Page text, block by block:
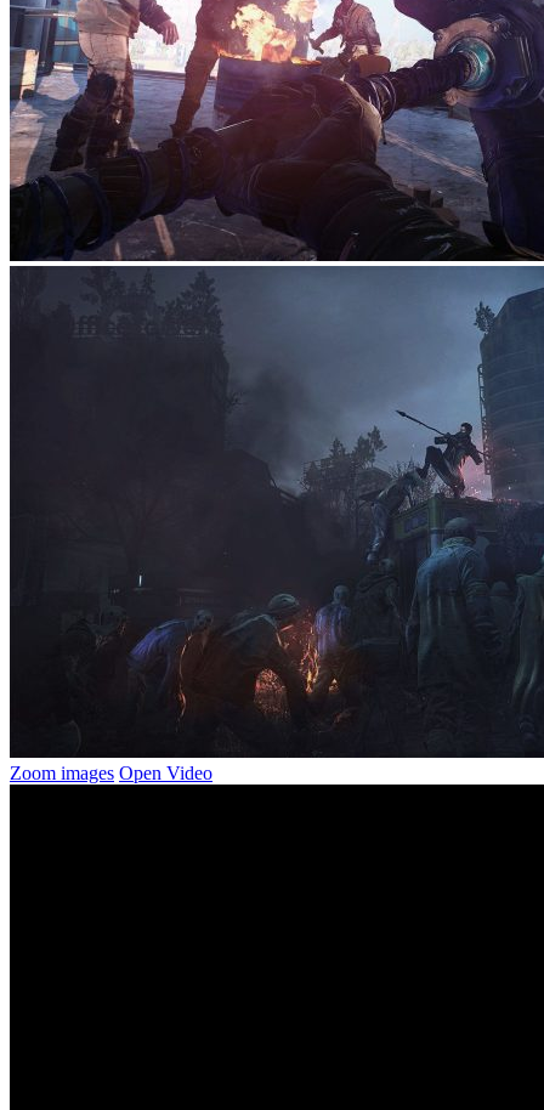
Zoom images Open Video